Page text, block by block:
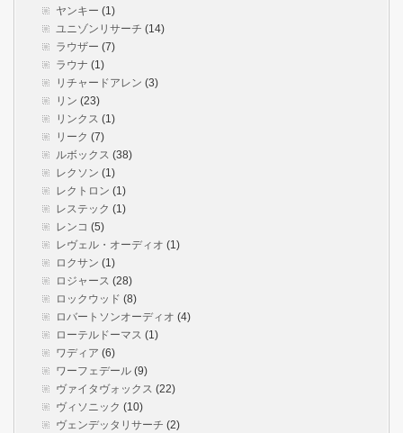
ヤンキー (1)
ユニゾンリサーチ (14)
ラウザー (7)
ラウナ (1)
リチャードアレン (3)
リン (23)
リンクス (1)
リーク (7)
ルボックス (38)
レクソン (1)
レクトロン (1)
レステック (1)
レンコ (5)
レヴェル・オーディオ (1)
ロクサン (1)
ロジャース (28)
ロックウッド (8)
ロバートソンオーディオ (4)
ローテルドーマス (1)
ワディア (6)
ワーフェデール (9)
ヴァイタヴォックス (22)
ヴィソニック (10)
ヴェンデッタリサーチ (2)